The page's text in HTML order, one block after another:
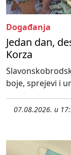
Događanja
Jedan dan,
Korza
boje, sprejevi i
07.08.2026. u